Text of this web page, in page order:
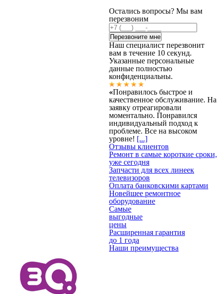
Остались вопросы? Мы вам
перезвоним
Наш специалист перезвонит
вам в течение 10 секунд.
Указанные персональные
данные полностью
конфиденциальны.
«Понравилось быстрое и
качественное обслуживание. На
заявку отреагировали
моментально. Понравился
индивидуальный подход к
проблеме. Все на высоком
уровне! [...]
Отзывы клиентов
Ремонт в самые короткие сроки,
уже сегодня
Запчасти для всех линеек
телевизоров
Оплата банковскими картами
Новейшее ремонтное
оборудование
Самые
выгодные
цены
Расширенная гарантия
до 1 года
Наши преимущества